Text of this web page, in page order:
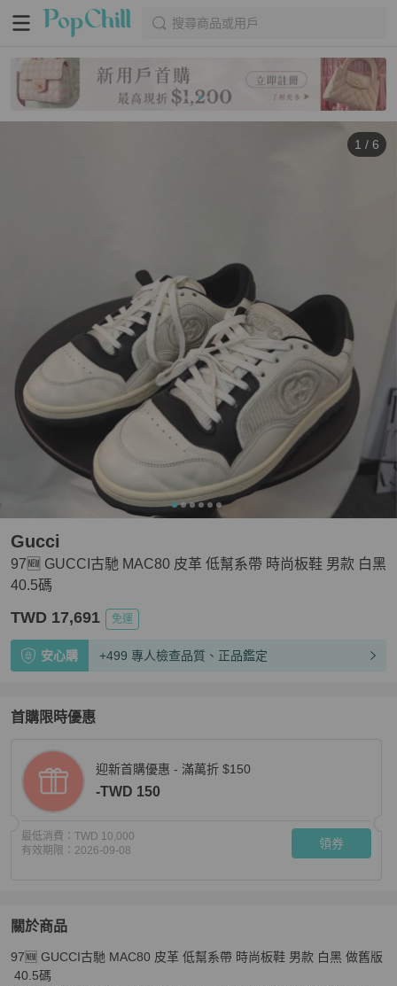
搜尋商品或用戶
1 / 6
97🆕 GUCCI古馳 MAC80 皮革 低幫系帶 時尚板鞋 男款 白黑
40.5碼
Gucci
TWD 17,691 免運
安心購 +499 專人檢查品質、正品鑑定
首購限時優惠
迎新首購優惠 - 滿萬折 $150
-TWD 150
最低消費： TWD 10,000
有效期限： 2026-09-08 領券
關於商品
關於 97🆕 GUCCI古馳 MAC80 皮革 低幫系帶 時尚板鞋 男款
97🆕 GUCCI古馳 MAC80 皮革 低幫系帶 時尚板鞋 男款 白黑 做舊版
40.5碼